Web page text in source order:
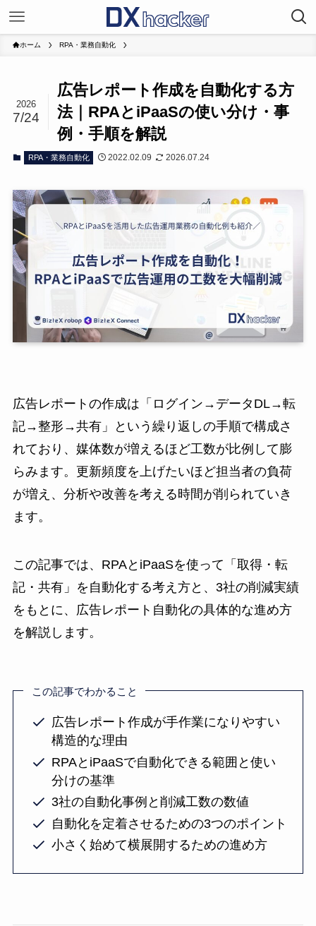
ホーム RPA・業務自動化
広告レポート作成を自動化する方
法｜RPAとiPaaSの使い分け・事
例・手順を解説
2026
7/24
RPA・業務自動化 2022.02.09 2026.07.24
広告レポートの作成は「ログイン→データDL→転
記→整形→共有」という繰り返しの手順で構成さ
れており、媒体数が増えるほど工数が比例して膨
らみます。更新頻度を上げたいほど担当者の負荷
が増え、分析や改善を考える時間が削られていき
ます。
この記事では、RPAとiPaaSを使って「取得・転
記・共有」を自動化する考え方と、3社の削減実績
をもとに、広告レポート自動化の具体的な進め方
を解説します。
この記事でわかること
広告レポート作成が手作業になりやすい
構造的な理由
RPAとiPaaSで自動化できる範囲と使い
分けの基準
3社の自動化事例と削減工数の数値
自動化を定着させるための3つのポイント
小さく始めて横展開するための進め方